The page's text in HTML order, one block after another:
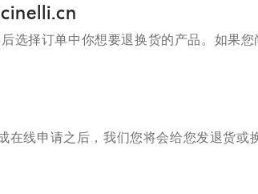
选择订单中你想要退换货的产品。如果
线申请之后，我们您将会给您发退货